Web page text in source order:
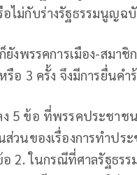
ไม่กับร่างรัฐธรรมนูญฉ
ยังพรรคการเมือง-สมา
รือ 3 ครั้ง จึงมีการยื่นค
5 ข้อ ที่พรรคประชา
วนของเรื่องการทำปร
อ 2. ในกรณีที่ศาลรัฐธร